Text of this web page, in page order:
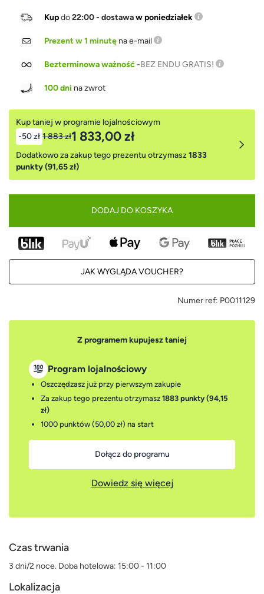
Kupdo22:00 - dostawaw poniedziałek
Prezent w 1 minutę na e-mail
Bezterminowa ważność-BEZ ENDU GRATIS!
100 dni na zwrot
Kup taniej w programie lojalnościowym
-50 zł 1 883 zł1 833,00 zł
Dodatkowo za zakup tego prezentu otrzymasz1833
punkty (91,65 zł)
DODAJ DO KOSZYKA
JAK WYGLĄDA VOUCHER?
Numer ref: P0011129
Z programem kupujesz taniej
Program lojalnościowy
Oszczędzasz już przy pierwszym zakupie
Za zakup tego prezentu otrzymasz 1883 punkty (94,15
zł)
1000 punktów (50,00 zł) na start
Dołącz do programu
Dowiedz się więcej
Czas trwania
3 dni/2 noce. Doba hotelowa: 15:00 - 11:00
Lokalizacja